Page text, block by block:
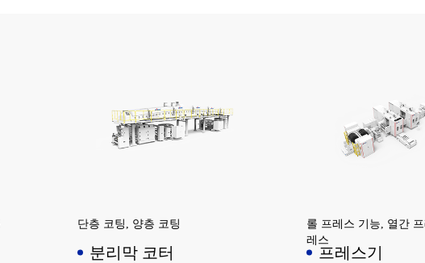
단층 코팅, 양층 코팅
분리막 코터
롤 프레스 기능, 열간
레스
프레스기